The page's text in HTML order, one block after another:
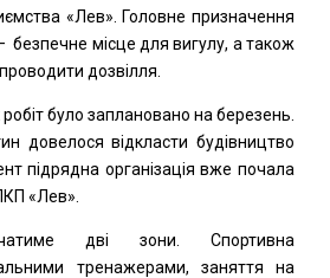
«Лев». Головне призначення
безпечне місце для вигулу, а також
дозвілля.
було заплановано на березень.
довелося відкласти будівництво
підрядна організація вже почала
«Лев».
дві зони. Спортивна
тренажерами, заняття на